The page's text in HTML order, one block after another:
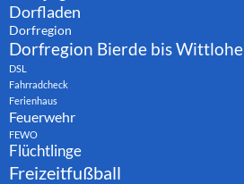
Dorfladen
Dorfregion
Dorfregion Bierde bis Wittlohe
DSL
Fahrradcheck
Ferienhaus
Feuerwehr
FEWO
Flüchtlinge
Freizeitfußball